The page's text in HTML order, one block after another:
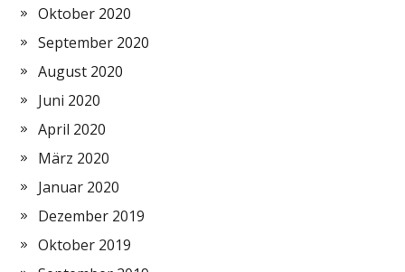
Oktober 2020
September 2020
August 2020
Juni 2020
April 2020
März 2020
Januar 2020
Dezember 2019
Oktober 2019